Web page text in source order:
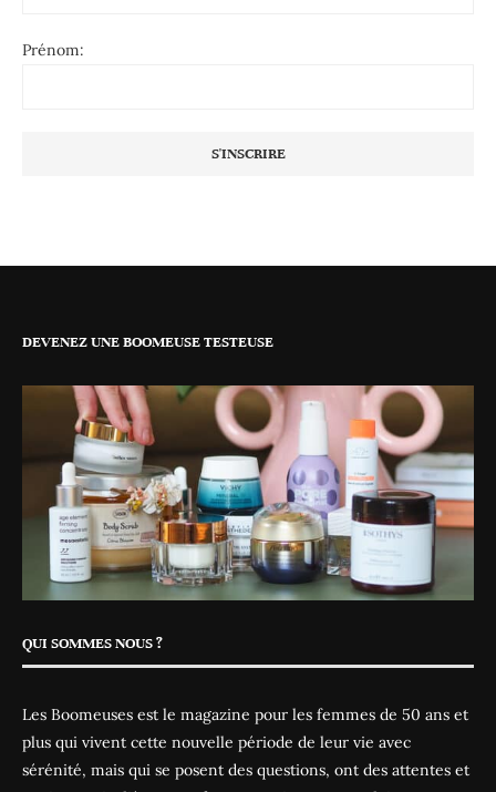
Prénom:
DEVENEZ UNE BOOMEUSE TESTEUSE
QUI SOMMES NOUS ?
Les Boomeuses est le magazine pour les femmes de 50 ans et
plus qui vivent cette nouvelle période de leur vie avec
sérénité, mais qui se posent des questions, ont des attentes et